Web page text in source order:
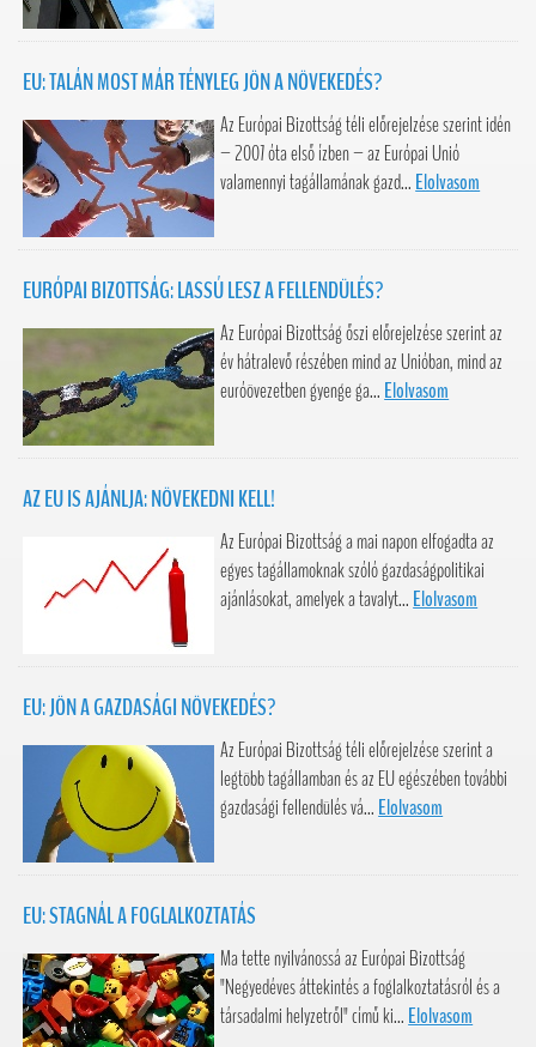
EU: TALÁN MOST MÁR TÉNYLEG JÖN A NÖVEKEDÉS?
Az Európai Bizottság téli előrejelzése szerint idén
– 2007 óta első ízben – az Európai Unió
valamennyi tagállamának gazd... Elolvasom
EURÓPAI BIZOTTSÁG: LASSÚ LESZ A FELLENDÜLÉS?
Az Európai Bizottság őszi előrejelzése szerint az
év hátralevő részében mind az Unióban, mind az
euróövezetben gyenge ga... Elolvasom
AZ EU IS AJÁNLJA: NÖVEKEDNI KELL!
Az Európai Bizottság a mai napon elfogadta az
egyes tagállamoknak szóló gazdaságpolitikai
ajánlásokat, amelyek a tavalyt... Elolvasom
EU: JÖN A GAZDASÁGI NÖVEKEDÉS?
Az Európai Bizottság téli előrejelzése szerint a
legtöbb tagállamban és az EU egészében további
gazdasági fellendülés vá... Elolvasom
EU: STAGNÁL A FOGLALKOZTATÁS
Ma tette nyilvánossá az Európai Bizottság
"Negyedéves áttekintés a foglalkoztatásról és a
társadalmi helyzetről" című ki... Elolvasom